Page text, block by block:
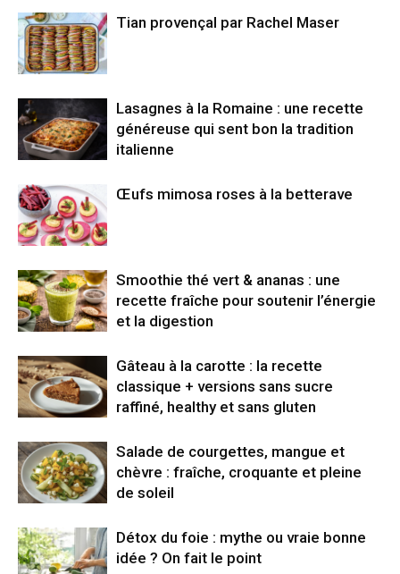
Tian provençal par Rachel Maser
Lasagnes à la Romaine : une recette
généreuse qui sent bon la tradition
italienne
Œufs mimosa roses à la betterave
Smoothie thé vert & ananas : une
recette fraîche pour soutenir l’énergie
et la digestion
Gâteau à la carotte : la recette
classique + versions sans sucre
raffiné, healthy et sans gluten
Salade de courgettes, mangue et
chèvre : fraîche, croquante et pleine
de soleil
Détox du foie : mythe ou vraie bonne
idée ? On fait le point